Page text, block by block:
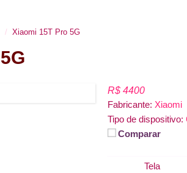
Xiaomi 15T Pro 5G
R$ 4400
Fabricante: Xiaomi
Tipo de dispositivo:
Comparar
Tela